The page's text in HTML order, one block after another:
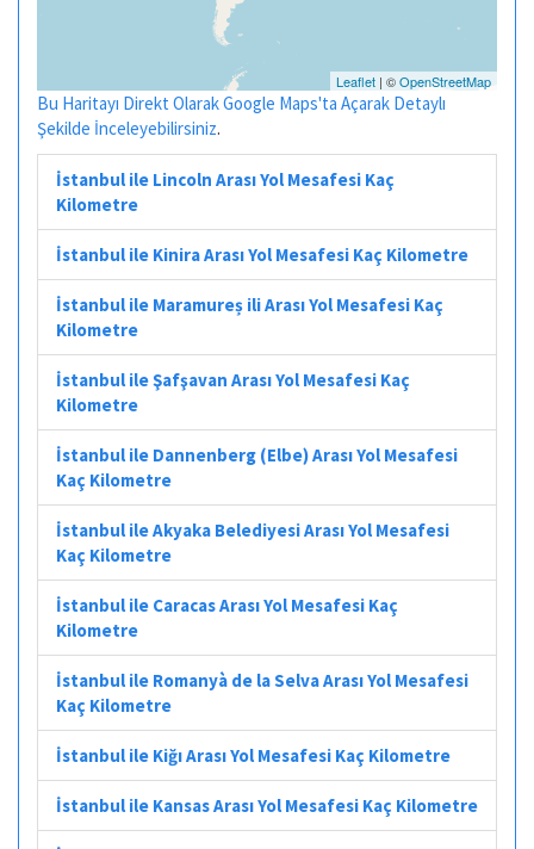
Leaflet | ©OpenStreetMap
Bu Haritayı Direkt Olarak Google Maps'ta Açarak Detaylı
Şekilde İnceleyebilirsiniz.
İstanbul ile Lincoln Arası Yol Mesafesi Kaç
Kilometre
İstanbul ile Kinira Arası Yol Mesafesi Kaç Kilometre
İstanbul ile Maramureș ili Arası Yol Mesafesi Kaç
Kilometre
İstanbul ile Şafşavan Arası Yol Mesafesi Kaç
Kilometre
İstanbul ile Dannenberg (Elbe) Arası Yol Mesafesi
Kaç Kilometre
İstanbul ile Akyaka Belediyesi Arası Yol Mesafesi
Kaç Kilometre
İstanbul ile Caracas Arası Yol Mesafesi Kaç
Kilometre
İstanbul ile Romanyà de la Selva Arası Yol Mesafesi
Kaç Kilometre
İstanbul ile Kiğı Arası Yol Mesafesi Kaç Kilometre
İstanbul ile Kansas Arası Yol Mesafesi Kaç Kilometre